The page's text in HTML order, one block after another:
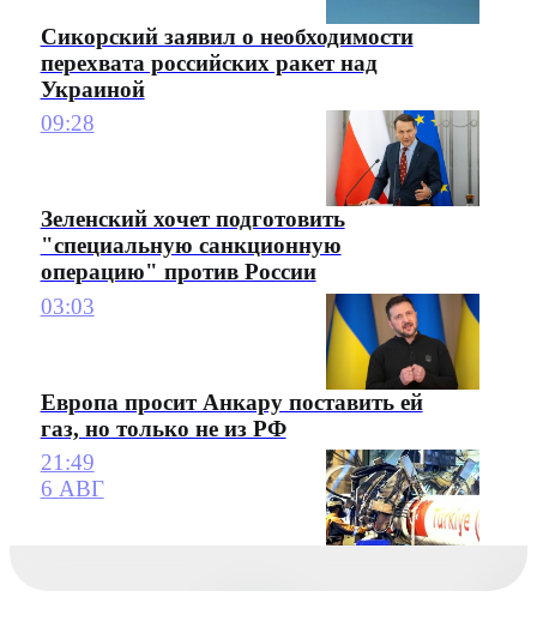
Сикорский заявил о необходимости
перехвата российских ракет над
Украиной
09:28
Зеленский хочет подготовить
"специальную санкционную
операцию" против России
03:03
Европа просит Анкару поставить ей
газ, но только не из РФ
21:49
6 АВГ